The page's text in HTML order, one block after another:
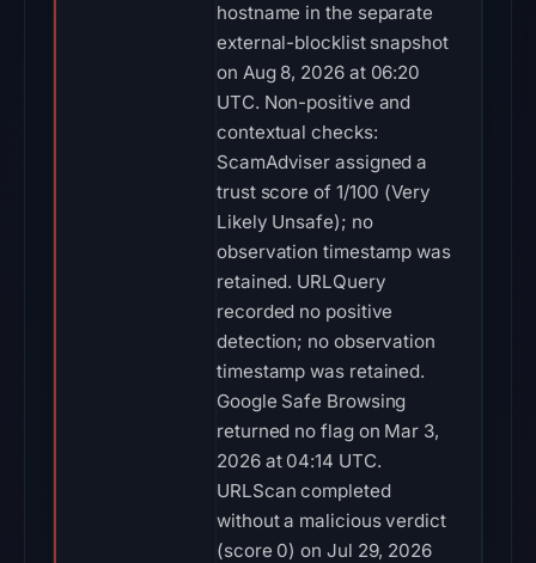
hostname in the separate
external-blocklist snapshot
on Aug 8, 2026 at 06:20
UTC. Non-positive and
contextual checks:
ScamAdviser assigned a
trust score of 1/100 (Very
Likely Unsafe); no
observation timestamp was
retained. URLQuery
recorded no positive
detection; no observation
timestamp was retained.
Google Safe Browsing
returned no flag on Mar 3,
2026 at 04:14 UTC.
URLScan completed
without a malicious verdict
(score 0) on Jul 29, 2026